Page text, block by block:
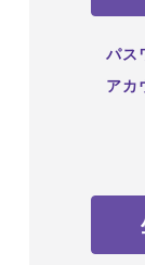
パス
アカ